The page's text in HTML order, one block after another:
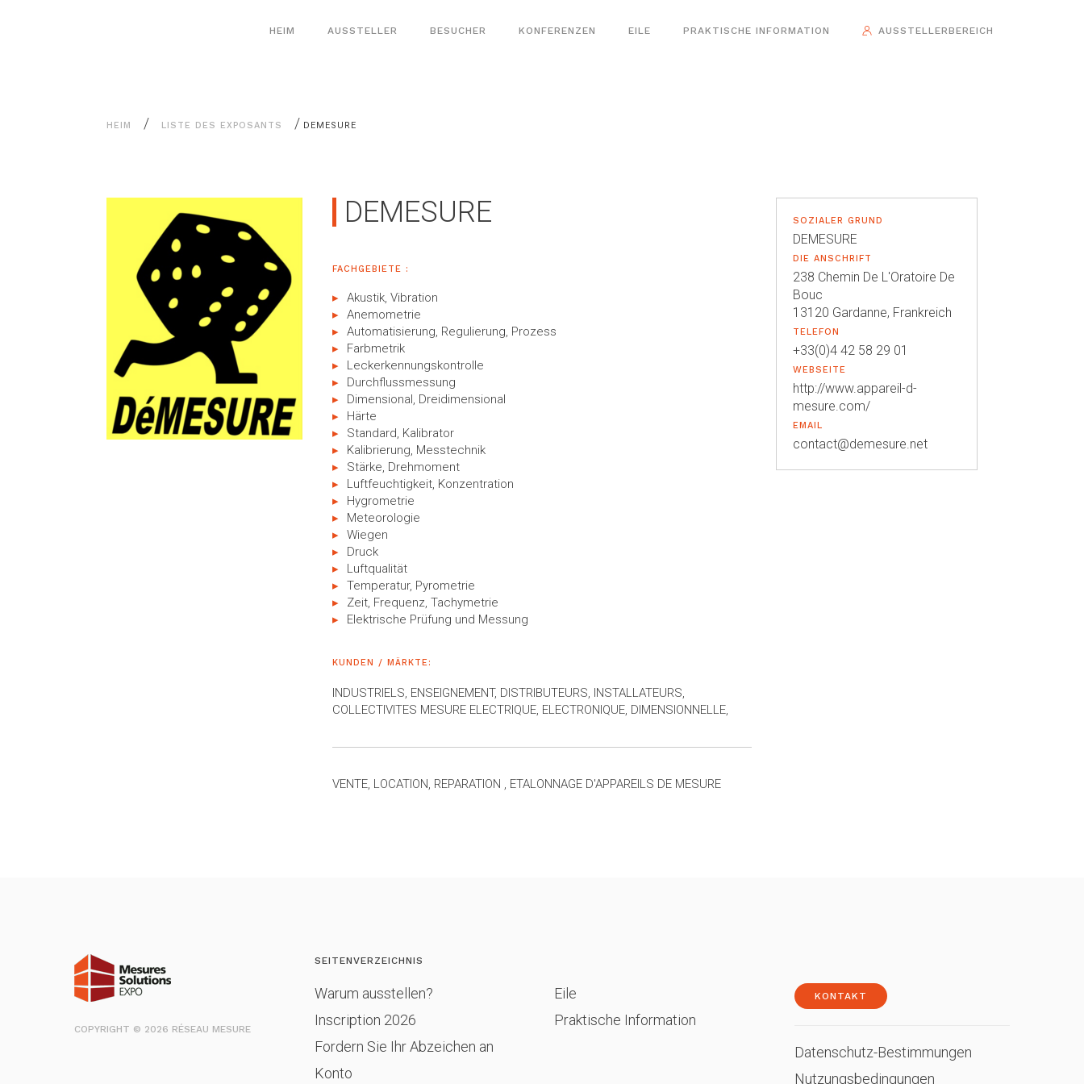
HEIM AUSSTELLER BESUCHER KONFERENZEN EILE PRAKTISCHE INFORMATION AUSSTELLERBEREICH
HEIM / LISTE DES EXPOSANTS / DEMESURE
DEMESURE
FACHGEBIETE :
Akustik, Vibration
Anemometrie
Automatisierung, Regulierung, Prozess
Farbmetrik
Leckerkennungskontrolle
Durchflussmessung
Dimensional, Dreidimensional
Härte
Standard, Kalibrator
Kalibrierung, Messtechnik
Stärke, Drehmoment
Luftfeuchtigkeit, Konzentration
Hygrometrie
Meteorologie
Wiegen
Druck
Luftqualität
Temperatur, Pyrometrie
Zeit, Frequenz, Tachymetrie
Elektrische Prüfung und Messung
KUNDEN / MÄRKTE:
INDUSTRIELS, ENSEIGNEMENT, DISTRIBUTEURS, INSTALLATEURS,
COLLECTIVITES MESURE ELECTRIQUE, ELECTRONIQUE, DIMENSIONNELLE,
VENTE, LOCATION, REPARATION , ETALONNAGE D'APPAREILS DE MESURE
SOZIALER GRUND
DEMESURE
DIE ANSCHRIFT
238 Chemin De L'Oratoire De
Bouc
13120 Gardanne, Frankreich
TELEFON
+33(0)4 42 58 29 01
WEBSEITE
http://www.appareil-d-
mesure.com/
EMAIL
contact@demesure.net
COPYRIGHT © 2026 RÉSEAU MESURE
SEITENVERZEICHNIS
Warum ausstellen?
Inscription 2026
Fordern Sie Ihr Abzeichen an
Konto
Eile
Praktische Information
KONTAKT
Datenschutz-Bestimmungen
Nutzungsbedingungen